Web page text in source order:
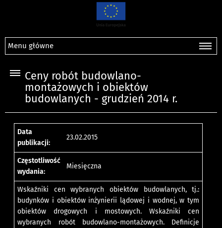
Menu główne
Ceny robót budowlano-
montażowych i obiektów
budowlanych - grudzień 2014 r.
Data
publikacji:
23.02.2015
Częstotliwość
wydania:
Miesięczna
Wskaźniki cen wybranych obiektów budowlanych, tj.:
budynków i obiektów inżynierii lądowej i wodnej, w tym
obiektów drogowych i mostowych. Wskaźniki cen
wybranych robót budowlano-montażowych. Definicje